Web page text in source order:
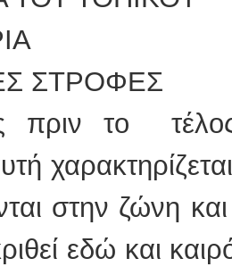
ΣΤΡΟΦΕΣ
πριν το
στην ζώνη
εδώ και